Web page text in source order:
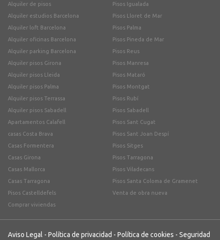
Alquiler de pisos
Alquiler estudios Barcelona
Alquiler loft Barcelona
Alquiler oficinas Barcelona
Alquiler parking Barcelona
Alquiler pisos Girona
Alquiler pisos Lleida
Alquiler pisos Palma
Alquiler pisos Terrassa
Alquiler pisos Sabadell
Apartamentos Calafell
casas Costa Brava
Casas Formentera
Casas Girona
Casas Mallorca
Casas Tarragona
Pisos Castelldefels
Comprar viviendas
Pisos Igualada
Pisos Lloret de Mar
Pisos Palma
Pisos Pineda de Mar
Pisos Reus
Pisos Manresa
Pisos Mataró
Pisos Montgat
Pisos Rubí
Pisos Sabadell
Pisos Sant Cugat
Pisos Sant Joan Despí
Pisos Sitges
Pisos Tarragona
Pisos Viladecans
Pisos Santa Coloma de Gramenet
Venta de obra nueva
Aviso Legal - Política de privacidad - Política de cookies - Seguridad